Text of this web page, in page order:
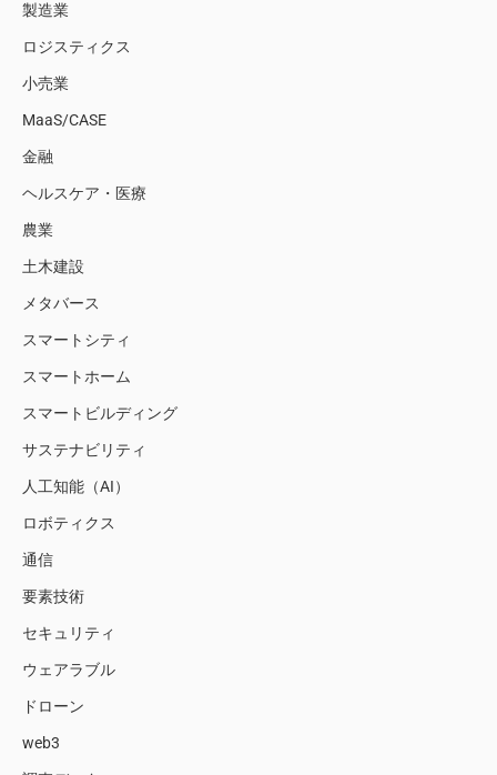
製造業
ロジスティクス
小売業
MaaS/CASE
金融
ヘルスケア・医療
農業
土木建設
メタバース
スマートシティ
スマートホーム
スマートビルディング
サステナビリティ
人工知能（AI）
ロボティクス
通信
要素技術
セキュリティ
ウェアラブル
ドローン
web3